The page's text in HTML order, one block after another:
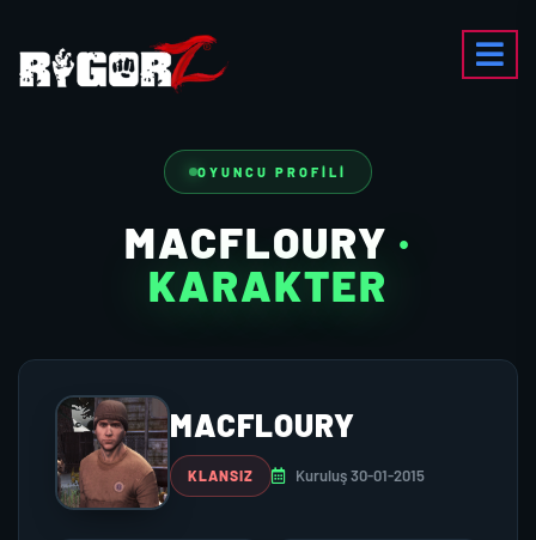
OYUNCU PROFILI
MACFLOURY ·
KARAKTER
MACFLOURY
KLANSIZ Kuruluş 30-01-2015